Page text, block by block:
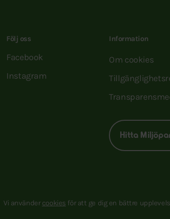
Följ oss
Facebook
Instagram
Information
Om cookies
Hitta
Vi använder cookies för att ge dig en bättre